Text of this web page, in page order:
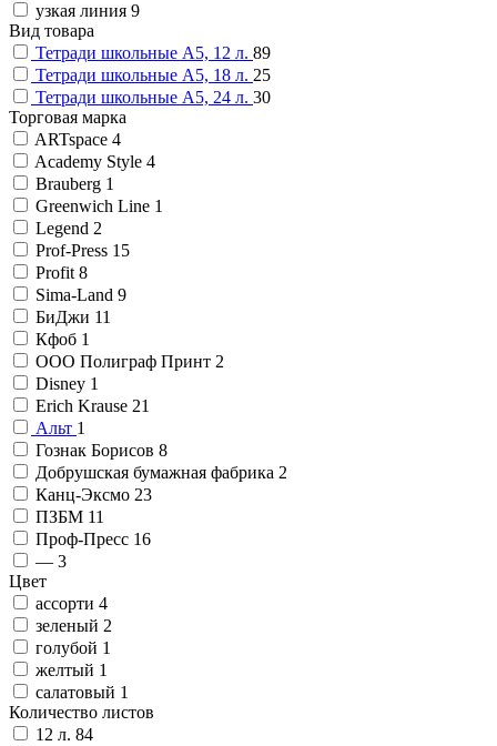
узкая линия 9
Вид товара
Тетради школьные А5, 12 л. 89
Тетради школьные А5, 18 л. 25
Тетради школьные А5, 24 л. 30
Торговая марка
ARTspace 4
Academy Style 4
Brauberg 1
Greenwich Line 1
Legend 2
Prof-Press 15
Profit 8
Sima-Land 9
БиДжи 11
Кфоб 1
ООО Полиграф Принт 2
Disney 1
Erich Krause 21
Альт 1
Гознак Борисов 8
Добрушская бумажная фабрика 2
Канц-Эксмо 23
ПЗБМ 11
Проф-Пресс 16
— 3
Цвет
ассорти 4
зеленый 2
голубой 1
желтый 1
салатовый 1
Количество листов
12 л. 84